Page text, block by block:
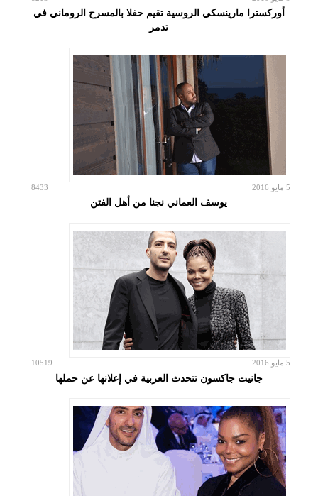
أوركسترا مارينسكي الروسية تقيم حفلا بالمسرح الروماني في
تدمر
5 مايو 2016 8433
يوسف العماني نجنا من أهل الفتن
5 مايو 2016 10519
جانيت جاكسون تتحدث العربية في إعلانها عن حملها